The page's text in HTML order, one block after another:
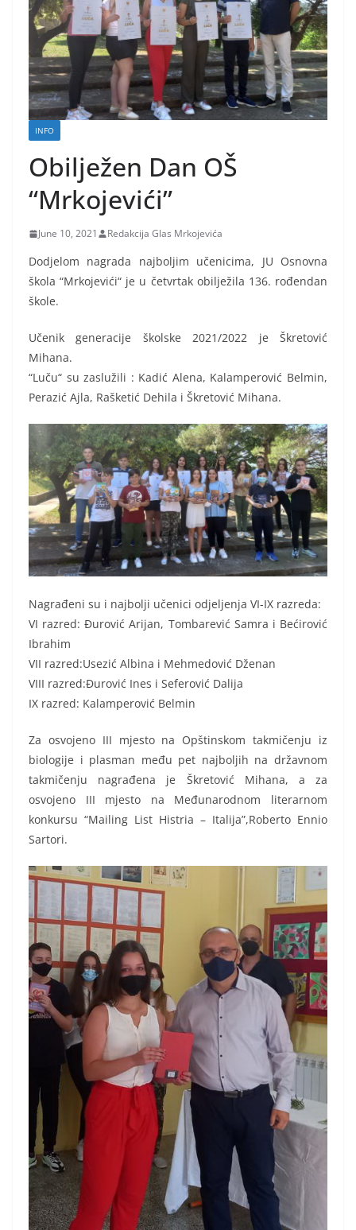
INFO
Obilježen Dan OŠ
“Mrkojevići”
June 10, 2021 Redakcija Glas Mrkojevića
Dodjelom nagrada najboljim učenicima, JU Osnovna
škola “Mrkojevići“ je u četvrtak obilježila 136. rođendan
škole.
Učenik generacije školske 2021/2022 je Škretović
Mihana.
“Luču“ su zaslužili : Kadić Alena, Kalamperović Belmin,
Perazić Ajla, Rašketić Dehila i Škretović Mihana.
Nagrađeni su i najbolji učenici odjeljenja VI-IX razreda:
VI razred: Đurović Arijan, Tombarević Samra i Bećirović
Ibrahim
VII razred:Usezić Albina i Mehmedović Dženan
VIII razred:Đurović Ines i Seferović Dalija
IX razred: Kalamperović Belmin
Za osvojeno III mjesto na Opštinskom takmičenju iz
biologije i plasman među pet najboljih na državnom
takmičenju nagrađena je Škretović Mihana, a za
osvojeno III mjesto na Međunarodnom literarnom
konkursu “Mailing List Histria – Italija”,Roberto Ennio
Sartori.